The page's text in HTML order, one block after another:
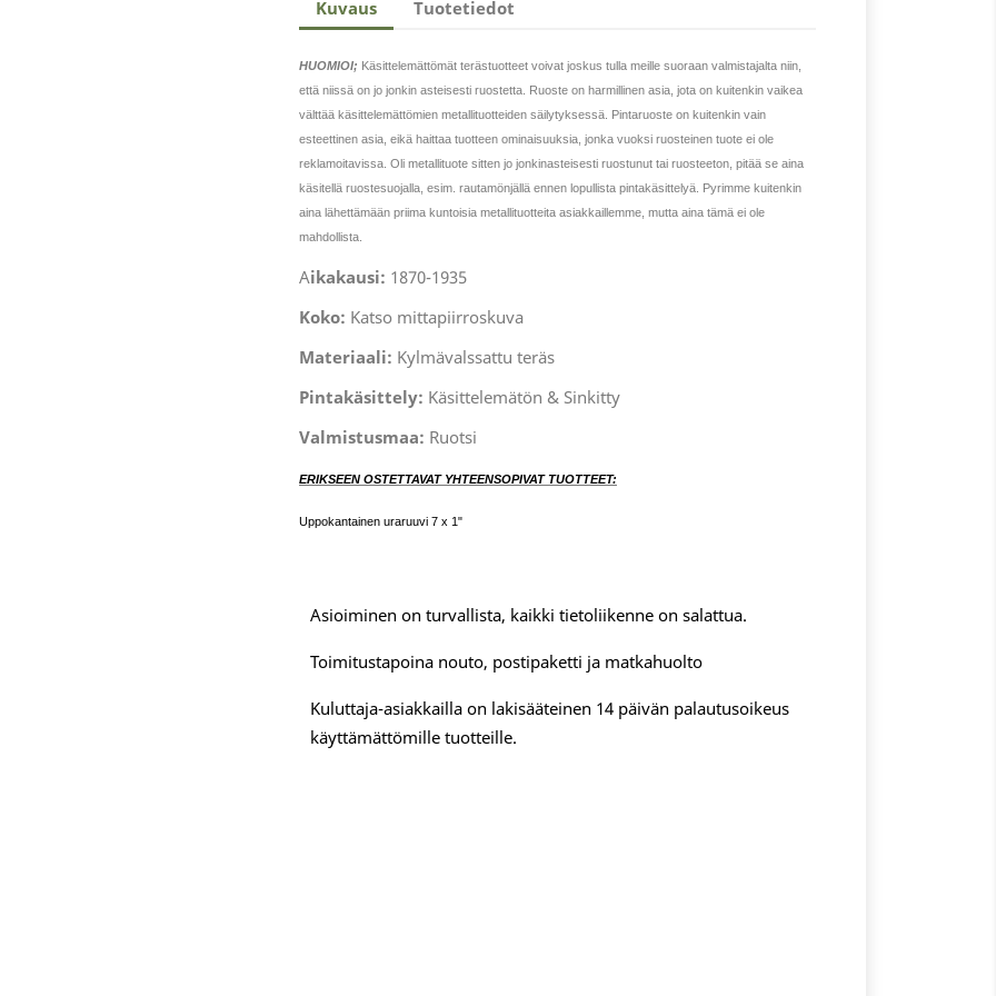
Kuvaus Tuotetiedot
HUOMIOI; Käsittelemättömät terästuotteet voivat joskus tulla meille suoraan valmistajalta niin,
että niissä on jo jonkin asteisesti ruostetta. Ruoste on harmillinen asia, jota on kuitenkin vaikea
välttää käsittelemättömien metallituotteiden säilytyksessä. Pintaruoste on kuitenkin vain
esteettinen asia, eikä haittaa tuotteen ominaisuuksia, jonka vuoksi ruosteinen tuote ei ole
reklamoitavissa. Oli metallituote sitten jo jonkinasteisesti ruostunut tai ruosteeton, pitää se aina
käsitellä ruostesuojalla, esim. rautamönjällä ennen lopullista pintakäsittelyä. Pyrimme kuitenkin
aina lähettämään priima kuntoisia metallituotteita asiakkaillemme, mutta aina tämä ei ole
mahdollista.
Aikakausi: 1870-1935
Koko: Katso mittapiirroskuva
Materiaali: Kylmävalssattu teräs
Pintakäsittely: Käsittelemätön & Sinkitty
Valmistusmaa: Ruotsi
ERIKSEEN OSTETTAVAT YHTEENSOPIVAT TUOTTEET:
Uppokantainen uraruuvi 7 x 1"
Asioiminen on turvallista, kaikki tietoliikenne on salattua.
Toimitustapoina nouto, postipaketti ja matkahuolto
Kuluttaja-asiakkailla on lakisääteinen 14 päivän palautusoikeus
käyttämättömille tuotteille.